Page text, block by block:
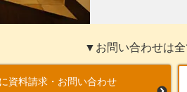
▼お問い合わせは
資料請求・お問い合わせ